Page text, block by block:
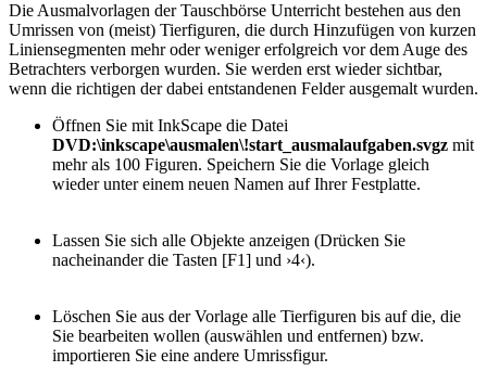
Die Ausmalvorlagen der Tauschbörse Unterricht bestehen aus den
Umrissen von (meist) Tierfiguren, die durch Hinzufügen von kurzen
Liniensegmenten mehr oder weniger erfolgreich vor dem Auge des
Betrachters verborgen wurden. Sie werden erst wieder sichtbar,
wenn die richtigen der dabei entstandenen Felder ausgemalt wurden.
Öffnen Sie mit InkScape die Datei
DVD:\inkscape\ausmalen\!start_ausmalaufgaben.svgz mit
mehr als 100 Figuren. Speichern Sie die Vorlage gleich
wieder unter einem neuen Namen auf Ihrer Festplatte.
Lassen Sie sich alle Objekte anzeigen (Drücken Sie
nacheinander die Tasten [F1] und ›4‹).
Löschen Sie aus der Vorlage alle Tierfiguren bis auf die, die
Sie bearbeiten wollen (auswählen und entfernen) bzw.
importieren Sie eine andere Umrissfigur.